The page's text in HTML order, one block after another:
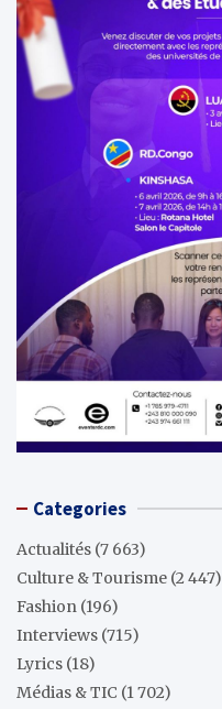
Categories
Actualités (7 663)
Culture & Tourisme (2 447)
Fashion (196)
Interviews (715)
Lyrics (18)
Médias & TIC (1 702)